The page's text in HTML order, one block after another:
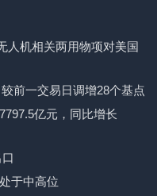
人机相关两用物项对美国
前一交易日调增28个基点
亿元，同比增长
于中高位